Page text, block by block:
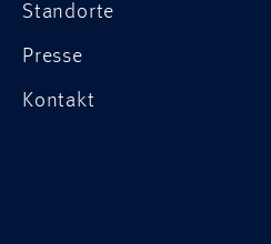
Standorte
Presse
Kontakt